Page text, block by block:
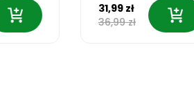
31,99 zł
36,99 zł